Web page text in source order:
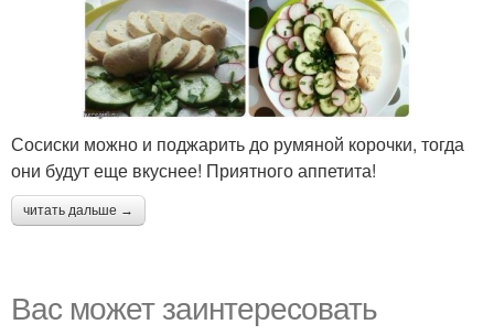
Сосиски можно и поджарить до румяной корочки, тогда
они будут еще вкуснее! Приятного аппетита!
читать дальше →
Вас может заинтересовать